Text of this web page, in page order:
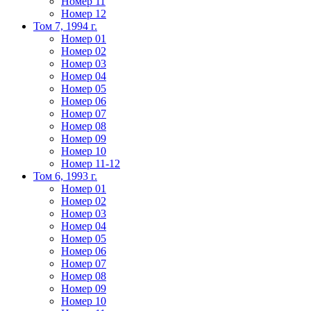
Номер 12
Том 7, 1994 г.
Номер 01
Номер 02
Номер 03
Номер 04
Номер 05
Номер 06
Номер 07
Номер 08
Номер 09
Номер 10
Номер 11-12
Том 6, 1993 г.
Номер 01
Номер 02
Номер 03
Номер 04
Номер 05
Номер 06
Номер 07
Номер 08
Номер 09
Номер 10